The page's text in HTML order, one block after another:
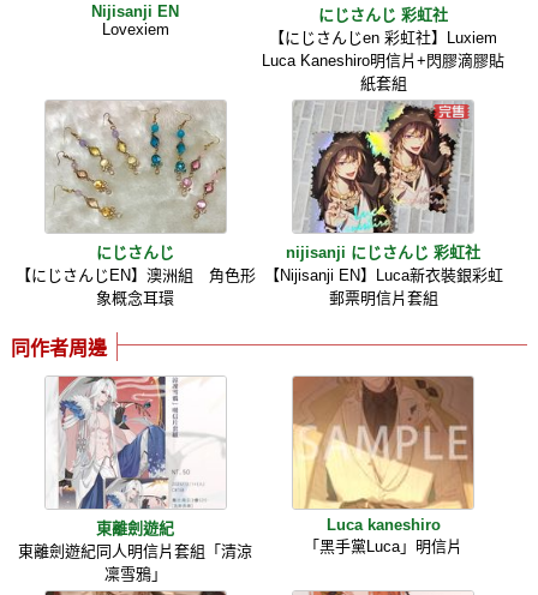
Nijisanji EN
Lovexiem
にじさんじ 彩虹社
【にじさんじen 彩虹社】Luxiem
Luca Kaneshiro明信片+閃膠滴膠貼
紙套組
にじさんじ
【にじさんじEN】澳洲組 角色形
象概念耳環
nijisanji にじさんじ 彩虹社
【Nijisanji EN】Luca新衣裝銀彩虹
郵票明信片套組
同作者周邊
東離劍遊紀
東離劍遊紀同人明信片套組「清涼
凜雪鴉」
Luca kaneshiro
「黑手黨Luca」明信片